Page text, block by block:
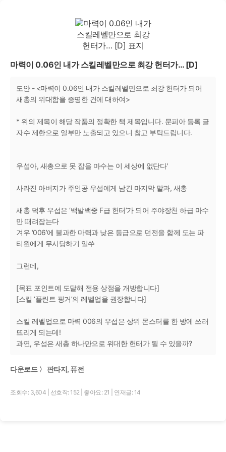
마력이 0.06인 내가 스킬레벨만으로 최강 헌터가… [D]
도얀 - <마력이 0.06인 내가 스킬레벨만으로 최강 헌터가 되어
새총의 위대함을 증명한 건에 대하여>
* 위의 제목이 해당 작품의 정확한 책 제목입니다. 문피아 등록 글
자수 제한으로 일부만 노출되고 있으니 참고 부탁드립니다.
우섭아, 새총으로 못 잡을 마수는 이 세상에 없단다'
사라진 아버지가 주인공 우섭에게 남긴 마지막 말과, 새총
새총 덕후 우섭은 ‘백발백중 F급 헌터’가 되어 주야장천 하급 마수
만 때려잡는다
겨우 ‘006’에 불과한 마력과 낮은 등급으로 던전을 함께 도는 파
티원에게 무시당하기 일쑤
그런데,
[목표 포인트에 도달해 전용 상점을 개방합니다]
[스킬 ‘플린트 핑거’의 레벨업을 권장합니다]
스킬 레벨업으로 마력 006의 우섭은 상위 몬스터를 한 방에 쓰러
뜨리게 되는데!
과연, 우섭은 새총 하나만으로 위대한 헌터가 될 수 있을까?
다운로드 〉 판타지, 퓨전
조회수: 3,604 선호작: 152 좋아요: 21 연재글: 14